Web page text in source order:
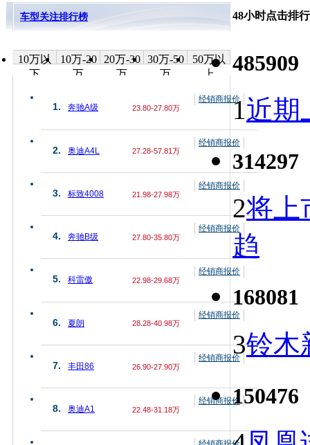
车型关注排行榜
10万以
下
10万-20
万
20万-30
万
30万-50
万
50万以
上
1. 奔驰A级 23.80-27.80万
经销商报价
2. 奥迪A4L 27.28-57.81万
经销商报价
3. 标致4008 21.98-27.98万
经销商报价
4. 奔驰B级 27.80-35.80万
经销商报价
5. 科雷傲 22.98-29.68万
经销商报价
6. 夏朗 28.28-40.98万
经销商报价
7. 丰田86 26.90-27.90万
经销商报价
8. 奥迪A1 22.48-31.18万
经销商报价
48小时点击排行
485909
1近期
314297
2将上
趋
168081
3铃木
150476